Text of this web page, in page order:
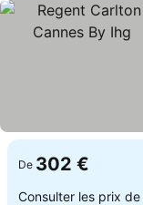
De 302 €
Consulter les prix de